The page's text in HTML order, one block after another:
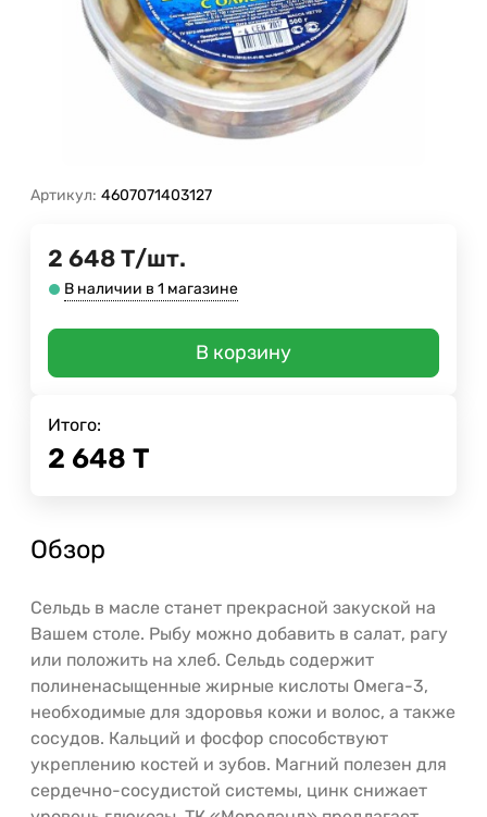
Артикул: 4607071403127
2 648 Т/шт.
В наличии в 1 магазине
В корзину
Итого:
2 648 Т
Обзор
Сельдь в масле станет прекрасной закуской на
Вашем столе. Рыбу можно добавить в салат, рагу
или положить на хлеб. Сельдь содержит
полиненасыщенные жирные кислоты Омега-3,
необходимые для здоровья кожи и волос, а также
сосудов. Кальций и фосфор способствуют
укреплению костей и зубов. Магний полезен для
сердечно-сосудистой системы, цинк снижает